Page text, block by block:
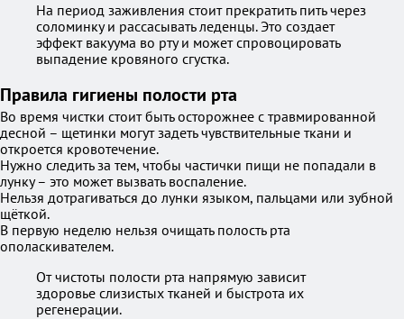
На период заживления стоит прекратить пить через
соломинку и рассасывать леденцы. Это создает
эффект вакуума во рту и может спровоцировать
выпадение кровяного сгустка.
Правила гигиены полости рта
Во время чистки стоит быть осторожнее с травмированной
десной – щетинки могут задеть чувствительные ткани и
откроется кровотечение.
Нужно следить за тем, чтобы частички пищи не попадали в
лунку – это может вызвать воспаление.
Нельзя дотрагиваться до лунки языком, пальцами или зубной
щёткой.
В первую неделю нельзя очищать полость рта
ополаскивателем.
От чистоты полости рта напрямую зависит
здоровье слизистых тканей и быстрота их
регенерации.